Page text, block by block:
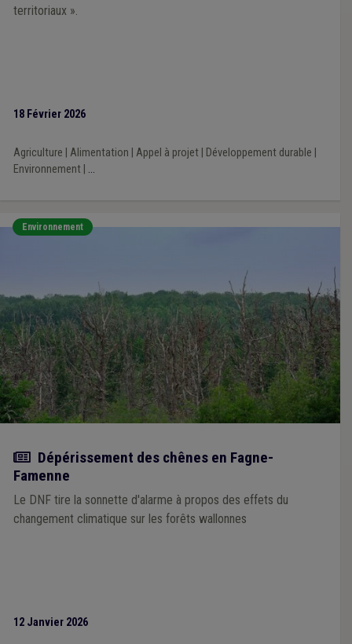
territoriaux ».
18 Février 2026
Agriculture Alimentation Appel à projet| Développement durable
Environnement| ...
Environnement
Actualité
Dépérissement des chênes en Fagne-
Famenne
Le DNF tire la sonnette d'alarme à propos des effets du
changement climatique sur les forêts wallonnes
12 Janvier 2026